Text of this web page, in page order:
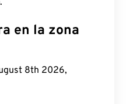
en la zona
8th 2026, 11:49:31